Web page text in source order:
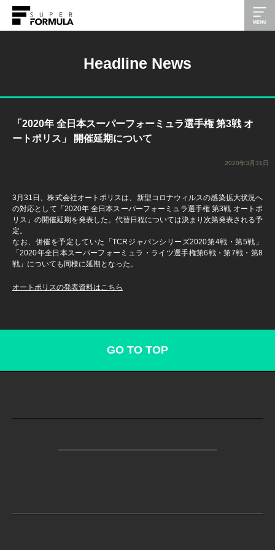
Headline News
「2020年 全日本スーパーフォーミュラ選手権 第3戦 オ
ートポリス」 開催延期について
2020年3月31日
3月31日、株式会社オートポリスは、新型コロナウィルスの感染拡大状況へ
の対応として「2020年 全日本スーパーフォーミュラ選手権 第3戦 オートポ
リス」の開催延期を発表した。代替日程については決まり次第発表される予
定。
なお、併催を予定していた「TCRジャパンシリーズ2020第4戦・第5戦」
「2020年全日本スーパーフォーミュラ・ライツ選手権第6戦・第7戦・第8
戦」についても同様に延期となった。
オートポリスの発表資料はこちら
GO TO TOP